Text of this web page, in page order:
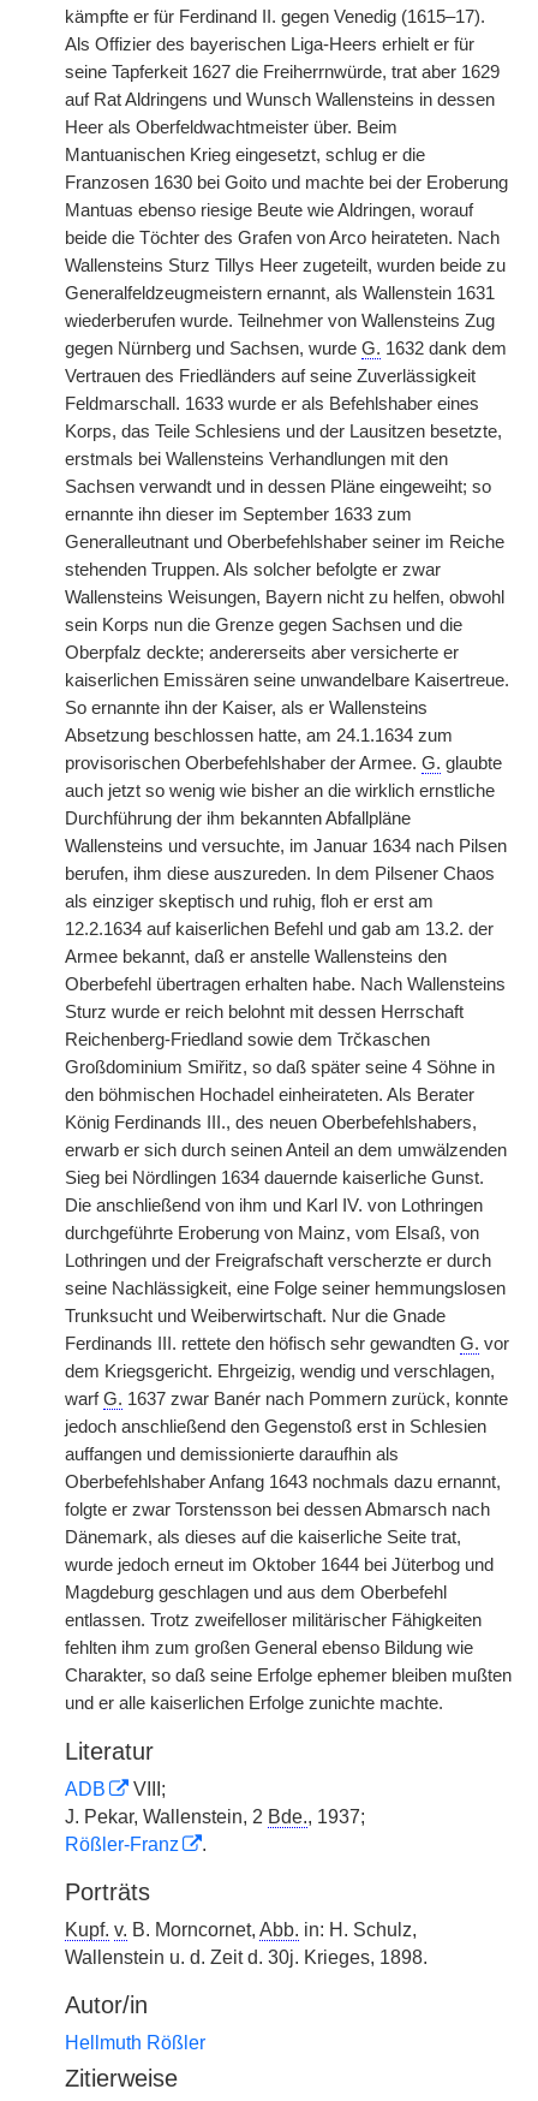
kämpfte er für Ferdinand II. gegen Venedig (1615–17).
Als Offizier des bayerischen Liga-Heers erhielt er für
seine Tapferkeit 1627 die Freiherrnwürde, trat aber 1629
auf Rat Aldringens und Wunsch Wallensteins in dessen
Heer als Oberfeldwachtmeister über. Beim
Mantuanischen Krieg eingesetzt, schlug er die
Franzosen 1630 bei Goito und machte bei der Eroberung
Mantuas ebenso riesige Beute wie Aldringen, worauf
beide die Töchter des Grafen von Arco heirateten. Nach
Wallensteins Sturz Tillys Heer zugeteilt, wurden beide zu
Generalfeldzeugmeistern ernannt, als Wallenstein 1631
wiederberufen wurde. Teilnehmer von Wallensteins Zug
gegen Nürnberg und Sachsen, wurde G. 1632 dank dem
Vertrauen des Friedländers auf seine Zuverlässigkeit
Feldmarschall. 1633 wurde er als Befehlshaber eines
Korps, das Teile Schlesiens und der Lausitzen besetzte,
erstmals bei Wallensteins Verhandlungen mit den
Sachsen verwandt und in dessen Pläne eingeweiht; so
ernannte ihn dieser im September 1633 zum
Generalleutnant und Oberbefehlshaber seiner im Reiche
stehenden Truppen. Als solcher befolgte er zwar
Wallensteins Weisungen, Bayern nicht zu helfen, obwohl
sein Korps nun die Grenze gegen Sachsen und die
Oberpfalz deckte; andererseits aber versicherte er
kaiserlichen Emissären seine unwandelbare Kaisertreue.
So ernannte ihn der Kaiser, als er Wallensteins
Absetzung beschlossen hatte, am 24.1.1634 zum
provisorischen Oberbefehlshaber der Armee. G. glaubte
auch jetzt so wenig wie bisher an die wirklich ernstliche
Durchführung der ihm bekannten Abfallpläne
Wallensteins und versuchte, im Januar 1634 nach Pilsen
berufen, ihm diese auszureden. In dem Pilsener Chaos
als einziger skeptisch und ruhig, floh er erst am
12.2.1634 auf kaiserlichen Befehl und gab am 13.2. der
Armee bekannt, daß er anstelle Wallensteins den
Oberbefehl übertragen erhalten habe. Nach Wallensteins
Sturz wurde er reich belohnt mit dessen Herrschaft
Reichenberg-Friedland sowie dem Trčkaschen
Großdominium Smiřitz, so daß später seine 4 Söhne in
den böhmischen Hochadel einheirateten. Als Berater
König Ferdinands III., des neuen Oberbefehlshabers,
erwarb er sich durch seinen Anteil an dem umwälzenden
Sieg bei Nördlingen 1634 dauernde kaiserliche Gunst.
Die anschließend von ihm und Karl IV. von Lothringen
durchgeführte Eroberung von Mainz, vom Elsaß, von
Lothringen und der Freigrafschaft verscherzte er durch
seine Nachlässigkeit, eine Folge seiner hemmungslosen
Trunksucht und Weiberwirtschaft. Nur die Gnade
Ferdinands III. rettete den höfisch sehr gewandten G. vor
dem Kriegsgericht. Ehrgeizig, wendig und verschlagen,
warfG. 1637 zwar Banér nach Pommern zurück, konnte
jedoch anschließend den Gegenstoß erst in Schlesien
auffangen und demissionierte daraufhin als
Oberbefehlshaber Anfang 1643 nochmals dazu ernannt,
folgte er zwar Torstensson bei dessen Abmarsch nach
Dänemark, als dieses auf die kaiserliche Seite trat,
wurde jedoch erneut im Oktober 1644 bei Jüterbog und
Magdeburg geschlagen und aus dem Oberbefehl
entlassen. Trotz zweifelloser militärischer Fähigkeiten
fehlten ihm zum großen General ebenso Bildung wie
Charakter, so daß seine Erfolge ephemer bleiben mußten
und er alle kaiserlichen Erfolge zunichte machte.
Literatur
ADB
VIII;
J. Pekar, Wallenstein, 2 Bde., 1937;
Rößler-Franz
.
Porträts
Kupf. v. B. Morncornet, Abb. in: H. Schulz,
Wallenstein u. d. Zeit d. 30j. Krieges, 1898.
Autor/in
Hellmuth Rößler
Zitierweise